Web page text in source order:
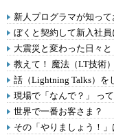
新人プログラマが知っ
ぼくと契約して新入社員
大震災と変わった日々と
教えて！ 魔法（LT技術
話（Lightning Talks）を
現場で「なんで？」 っ
世界で一番お客さま？
その「やりましょう！」